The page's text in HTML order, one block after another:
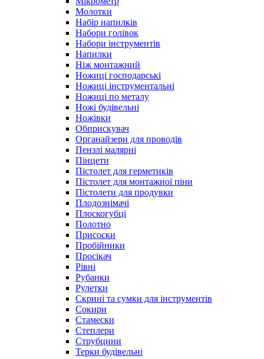
Молотки
Набір напилків
Набори голівок
Набори інструментів
Напилки
Ніж монтажний
Ножиці господарські
Ножиці інструментальні
Ножиці по металу
Ножі будівельні
Ножівки
Обприскувач
Органайзери для проводів
Пензлі малярні
Пінцети
Пістолет для герметиків
Пістолет для монтажної піни
Пістолети для продувки
Плодознімачі
Плоскогубці
Полотно
Присоски
Пробійники
Просікач
Рівні
Рубанки
Рулетки
Скрині та сумки для інструментів
Сокири
Стамески
Степлери
Струбцини
Терки будівельні